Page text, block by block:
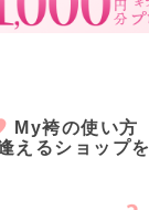
My袴の使い方
えるショップ